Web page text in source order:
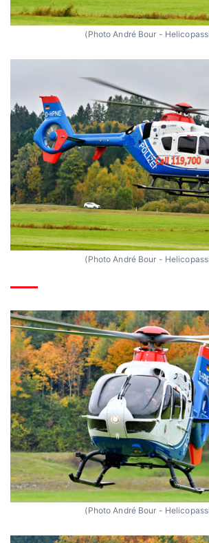
(Photo André Bour -
(Photo André Bour -
(Photo André Bour -